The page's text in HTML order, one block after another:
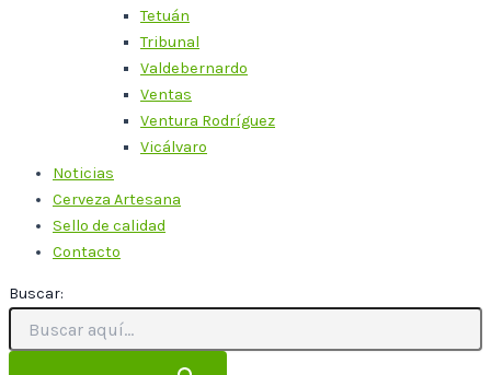
Tetuán
Tribunal
Valdebernardo
Ventas
Ventura Rodríguez
Vicálvaro
Noticias
Cerveza Artesana
Sello de calidad
Contacto
Buscar: